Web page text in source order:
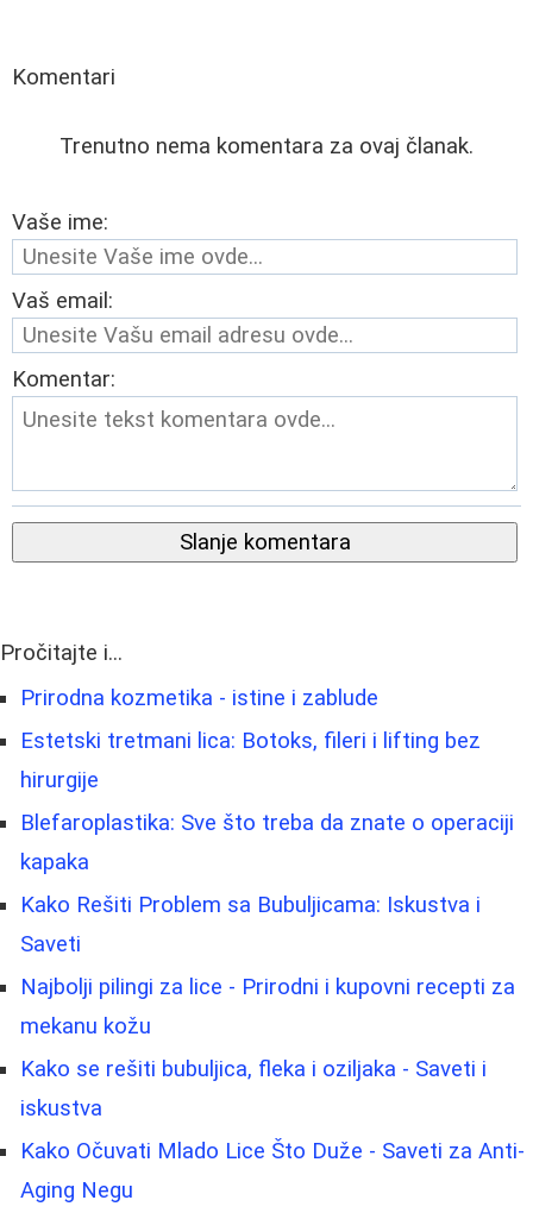
Komentari
Trenutno nema komentara za ovaj članak.
Vaše ime:
Vaš email:
Komentar:
Slanje komentara
Pročitajte i...
Prirodna kozmetika - istine i zablude
Estetski tretmani lica: Botoks, fileri i lifting bez
hirurgije
Blefaroplastika: Sve što treba da znate o operaciji
kapaka
Kako Rešiti Problem sa Bubuljicama: Iskustva i
Saveti
Najbolji pilingi za lice - Prirodni i kupovni recepti za
mekanu kožu
Kako se rešiti bubuljica, fleka i oziljaka - Saveti i
iskustva
Kako Očuvati Mlado Lice Što Duže - Saveti za Anti-
Aging Negu